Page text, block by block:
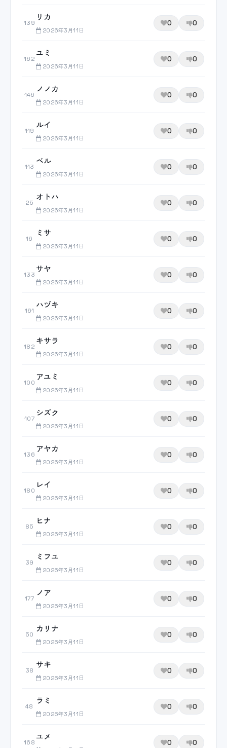
139
リカ
2026年3月11日
0 0
162
ユミ
2026年3月11日
0 0
146
ノノカ
2026年3月11日
0 0
119
ルイ
2026年3月11日
0 0
113
ベル
2026年3月11日
0 0
25
オトハ
2026年3月11日
0 0
16
ミサ
2026年3月11日
0 0
133
サヤ
2026年3月11日
0 0
161
ハヅキ
2026年3月11日
0 0
182
キサラ
2026年3月11日
0 0
100
アユミ
2026年3月11日
0 0
107
シズク
2026年3月11日
0 0
136
アヤカ
2026年3月11日
0 0
180
レイ
2026年3月11日
0 0
85
ヒナ
2026年3月11日
0 0
39
ミフユ
2026年3月11日
0 0
177
ノア
2026年3月11日
0 0
50
カリナ
2026年3月11日
0 0
38
サキ
2026年3月11日
0 0
48
ラミ
2026年3月11日
0 0
168
ユメ
0 0